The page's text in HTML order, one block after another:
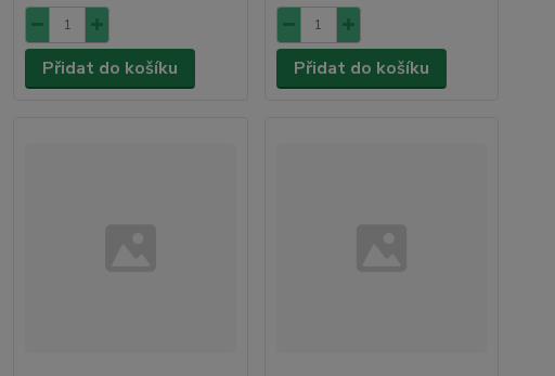
Přidat do košíku Přidat do košíku